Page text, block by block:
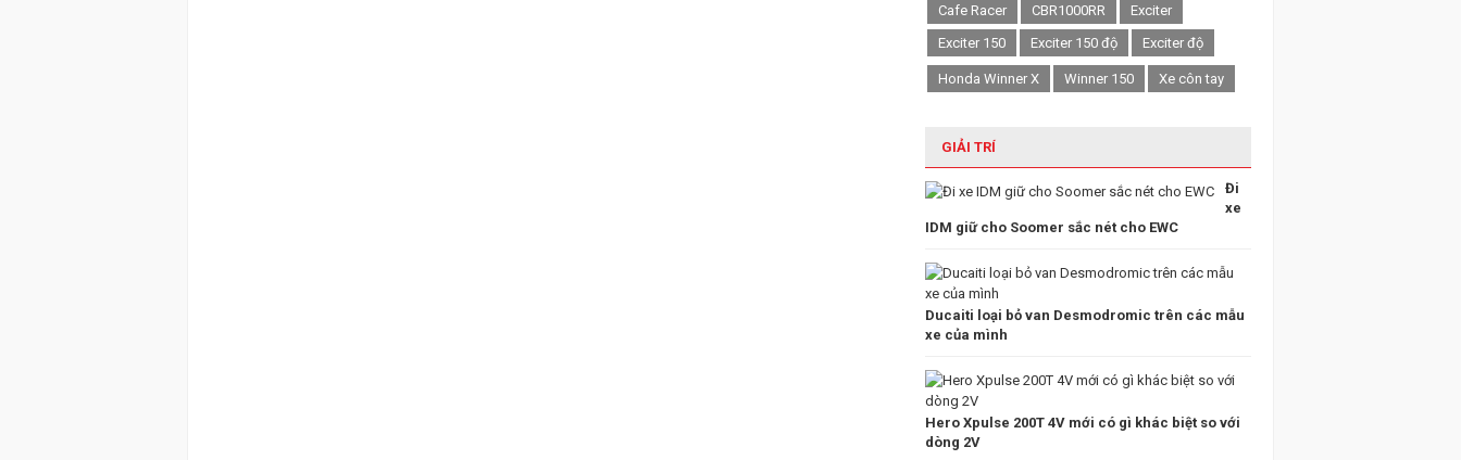
Cafe Racer CBR1000RR
Exciter
Exciter 150
Exciter 150 độ Exciter độ
Honda Winner X Winner 150 Xe côn tay
GIẢI TRÍ
Đi
xe
IDM giữ cho Soomer sắc nét cho EWC
Ducaiti loại bỏ van Desmodromic trên các mẫu
xe của mình
Hero Xpulse 200T 4V mới có gì khác biệt so với
dòng 2V